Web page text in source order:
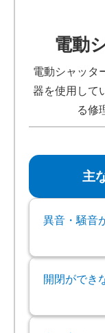
電動
電動シャッタ
器を使用して
る修
主
異音・騒音
開閉ができ